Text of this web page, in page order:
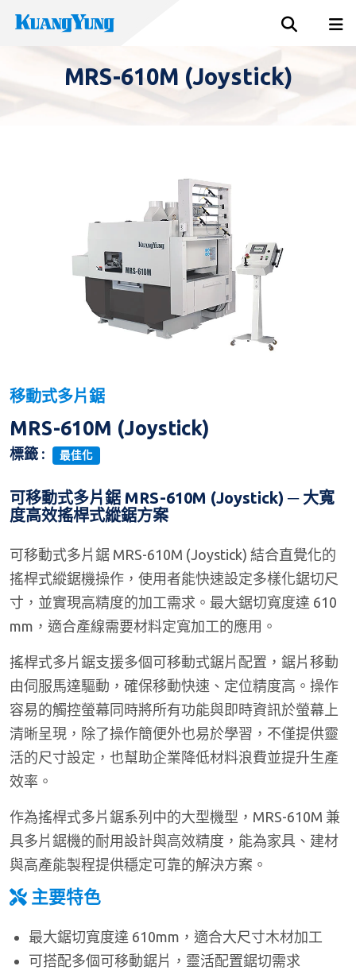
MRS-610M (Joystick)
移動式多片鋸
MRS-610M (Joystick)
標籤 : 最佳化
可移動式多片鋸 MRS-610M (Joystick) ─ 大寬
度高效搖桿式縱鋸方案
可移動式多片鋸 MRS-610M (Joystick) 結合直覺化的
搖桿式縱鋸機操作，使用者能快速設定多樣化鋸切尺
寸，並實現高精度的加工需求。最大鋸切寬度達 610
mm，適合產線需要材料定寬加工的應用。
搖桿式多片鋸支援多個可移動式鋸片配置，鋸片移動
由伺服馬達驅動，確保移動快速、定位精度高。操作
容易的觸控螢幕同時將所有功能與即時資訊於螢幕上
清晰呈現，除了操作簡便外也易於學習，不僅提供靈
活的尺寸設定，也幫助企業降低材料浪費並提升生產
效率。
作為搖桿式多片鋸系列中的大型機型，MRS-610M 兼
具多片鋸機的耐用設計與高效精度，能為家具、建材
與高產能製程提供穩定可靠的解決方案。
主要特色
最大鋸切寬度達 610mm，適合大尺寸木材加工
可搭配多個可移動鋸片，靈活配置鋸切需求